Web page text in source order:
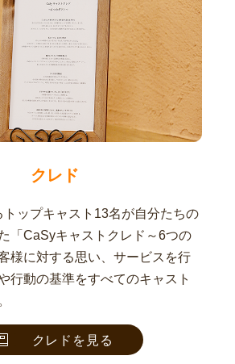
クレド
ップキャスト13名が自分たちの
「CaSyキャストクレド～6つの
様に対する思い、サービスを行
行動の基準をすべてのキャスト
クレドを見る